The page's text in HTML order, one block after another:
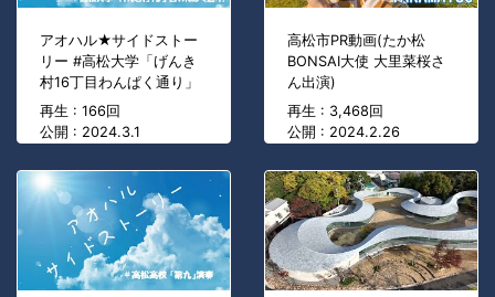
アオハル★サイドストー
リー #高松大学「げんき
村16丁目わんぱく通り」
再生 : 166回
公開 : 2024.3.1
高松市PR動画(たか松
BONSAI大使 大里菜桜さ
ん出演)
再生 : 3,468回
公開 : 2024.2.26